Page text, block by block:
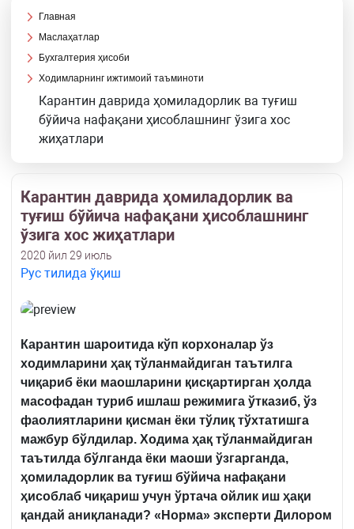
Главная
Маслаҳатлар
Бухгалтерия ҳисоби
Ходимларнинг ижтимоий таъминоти
Карантин даврида ҳомиладорлик ва туғиш
бўйича нафақани ҳисоблашнинг ўзига хос
жиҳатлари
Карантин даврида ҳомиладорлик ва
туғиш бўйича нафақани ҳисоблашнинг
ўзига хос жиҳатлари
2020 йил 29 июль
Рус тилида ўқиш
Карантин шароитида кўп корхоналар ўз
ходимларини ҳақ тўланмайдиган таътилга
чиқариб ёки маошларини қисқартирган ҳолда
масофадан туриб ишлаш режимига ўтказиб, ўз
фаолиятларини қисман ёки тўлиқ тўхтатишга
мажбур бўлдилар. Ходима ҳақ тўланмайдиган
таътилда бўлганда ёки маоши ўзгарганда,
ҳомиладорлик ва туғиш бўйича нафақани
ҳисоблаб чиқариш учун ўртача ойлик иш ҳақи
қандай аниқланади? «Норма» эксперти Дилором